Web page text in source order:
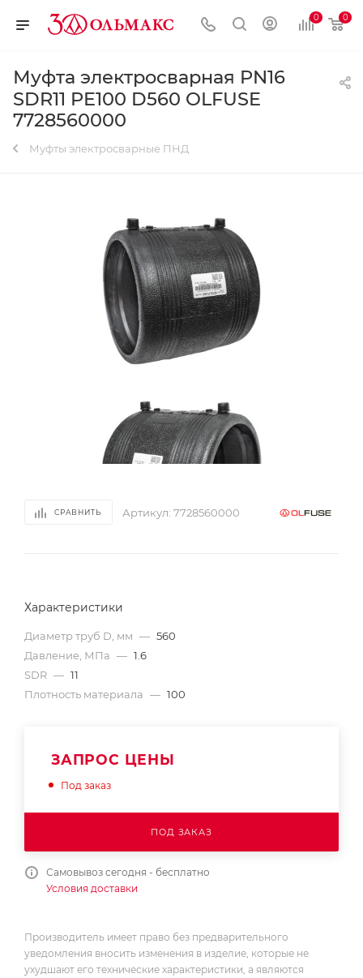
0 0
Муфта электросварная PN16
SDR11 PE100 D560 OLFUSE
7728560000
Муфты электросварные ПНД
СРАВНИТЬ Артикул: 7728560000
Характеристики
Диаметр труб D, мм — 560
Давление, МПа — 1.6
SDR — 11
Плотность материала — 100
ЗАПРОС ЦЕНЫ
Под заказ
ПОД ЗАКАЗ
Самовывоз сегодня - бесплатно
Условия доставки
Производитель имеет право без предварительного
уведомления вносить изменения в изделие, которые не
ухудшают его технические характеристики, а являются